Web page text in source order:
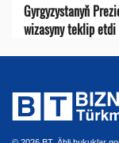
Gyrgyzystanyň
wizasyny teklip etdi